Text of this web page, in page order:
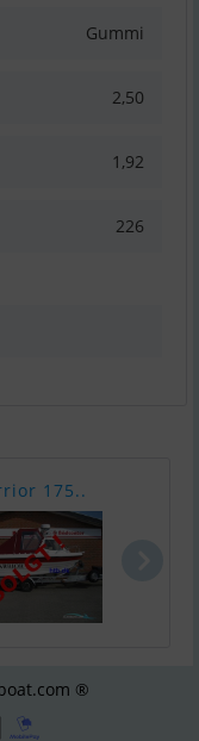
Gummi
2,50
1,92
226
175..
®